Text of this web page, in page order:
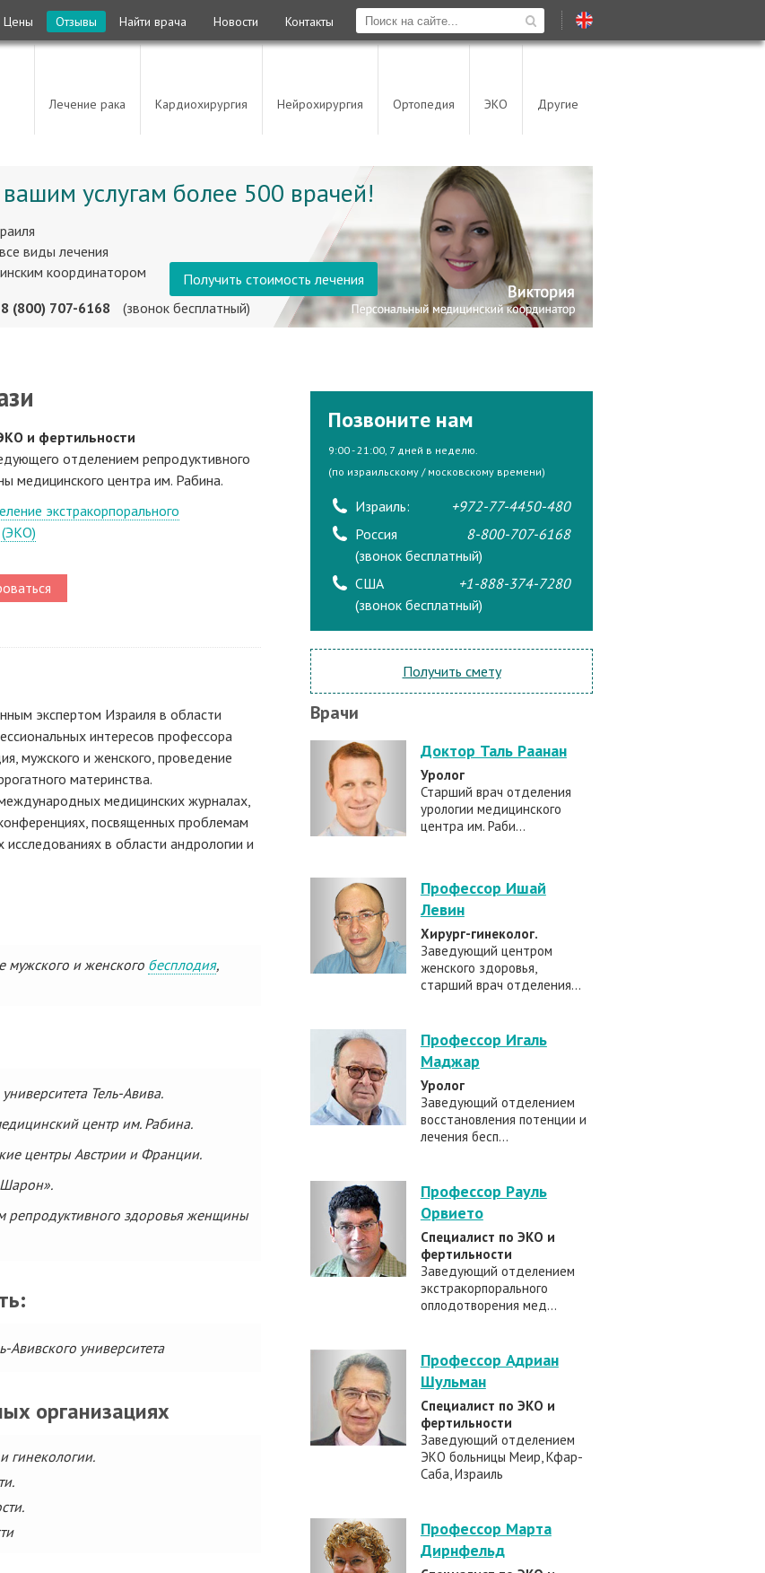
Цены Отзывы Найти врача Новости Контакты
Лечение рака Кардиохирургия Нейрохирургия Ортопедия ЭКО Другие
услугам более 500 врачей!
виды лечения
координатором
8 (800) 707-6168 (звонок бесплатный)
Получить стоимость лечения
и фертильности
отделением репродуктивного
медицинского центра им. Рабина.
экстракорпорального
экспертом Израиля в области
интересов профессора
мужского и женского, проведение
материнства.
медицинских журналах,
посвященных проблемам
в области андрологии и
мужского и женского бесплодия,
Тель-Авива.
центр им. Рабина.
центры Австрии и Франции.
репродуктивного здоровья женщины
Авивского университета
организациях
гинекологии.
Позвоните нам
9:00 - 21:00, 7 дней в неделю.
(по израильскому / московскому времени)
Израиль:
+972-77-4450-480
Россия
(звонок бесплатный)
8-800-707-6168
США
(звонок бесплатный)
+1-888-374-7280
Получить смету
Врачи
Доктор Таль Раанан
Уролог
Старший врач отделения
урологии медицинского
центра им. Раби...
Профессор Ишай
Левин
Хирург-гинеколог.
Заведующий центром
женского здоровья,
старший врач отделения...
Профессор Игаль
Маджар
Уролог
Заведующий отделением
восстановления потенции и
лечения бесп...
Профессор Рауль
Орвието
Специалист по ЭКО и
фертильности
Заведующий отделением
экстракорпорального
оплодотворения мед...
Профессор Адриан
Шульман
Специалист по ЭКО и
фертильности
Заведующий отделением
ЭКО больницы Меир, Кфар-
Саба, Израиль
Профессор Марта
Дирнфельд